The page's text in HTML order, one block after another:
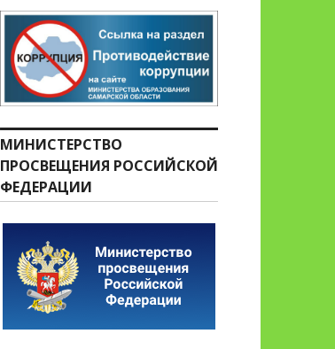
МИНИСТЕРСТВО
ПРОСВЕЩЕНИЯ РОССИЙСКОЙ
ФЕДЕРАЦИИ